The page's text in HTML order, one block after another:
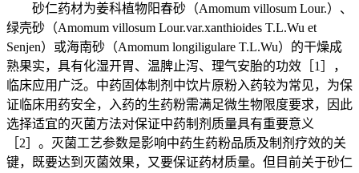
砂仁药材为姜科植物阳春砂（Amomum villosum Lour.）、
绿壳砂（Amomum villosum Lour.var.xanthioides T.L.Wu et
Senjen）或海南砂（Amomum longiligulare T.L.Wu）的干燥成
熟果实，具有化湿开胃、温脾止泻、理气安胎的功效［1］，
临床应用广泛。中药固体制剂中饮片原粉入药较为常见，为保
证临床用药安全，入药的生药粉需满足微生物限度要求，因此
选择适宜的灭菌方法对保证中药制剂质量具有重要意义
［2］。灭菌工艺参数是影响中药生药粉品质及制剂疗效的关
键，既要达到灭菌效果，又要保证药材质量。但目前关于砂仁